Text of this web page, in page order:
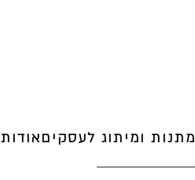
אודותמתנות ומיתוג לעסקים